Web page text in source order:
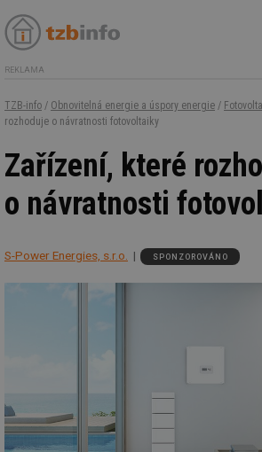
REKLAMA
TZB-info / Obnovitelná energie a úspory energie /
rozhoduje o návratnosti fotovoltaiky
Zařízení, které
o návratnosti
S-Power Energies, s.r.o. SPONZOROVÁNO